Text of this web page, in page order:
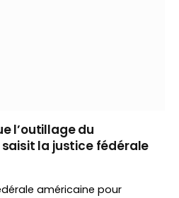
l’outillage du
la justice fédérale
américaine pour